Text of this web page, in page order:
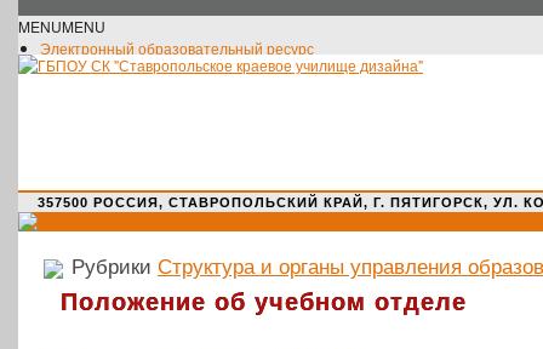
MENUMENU
Электронный образовательный ресурс
Официальное сообщество VK
357500 РОССИЯ, СТАВРОПОЛЬСКИЙ КРАЙ, Г. ПЯТИГОРСК, УЛ.
Рубрики Структура и органы управления
Положение об учебном отделе